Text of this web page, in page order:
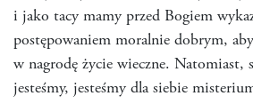
i jako tacy mamy przed Bogiem
postępowaniem moralnie dobrym,
w nagrodę życie wieczne. Natomiast,
jesteśmy, jesteśmy dla siebie